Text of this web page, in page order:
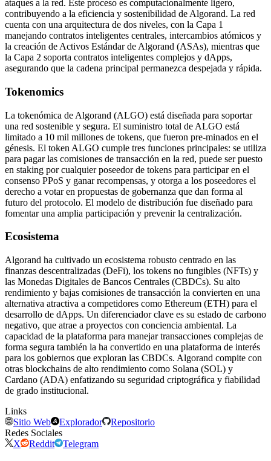
ataques a la red. Este proceso es computacionalmente ligero,
contribuyendo a la eficiencia y sostenibilidad de Algorand. La red
cuenta con una arquitectura de dos niveles, con la Capa 1
manejando contratos inteligentes centrales, intercambios atómicos y
la creación de Activos Estándar de Algorand (ASAs), mientras que
la Capa 2 soporta contratos inteligentes complejos y dApps,
asegurando que la cadena principal permanezca despejada y rápida.
Tokenomics
La tokenómica de Algorand (ALGO) está diseñada para soportar
una red sostenible y segura. El suministro total de ALGO está
limitado a 10 mil millones de tokens, que fueron pre-minados en el
génesis. El token ALGO cumple tres funciones principales: se utiliza
para pagar las comisiones de transacción en la red, puede ser puesto
en staking por cualquier poseedor de tokens para participar en el
consenso PPoS y ganar recompensas, y otorga a los poseedores el
derecho a votar en propuestas de gobernanza que dan forma al
futuro del protocolo. El modelo de distribución fue diseñado para
fomentar una amplia participación y prevenir la centralización.
Ecosistema
Algorand ha cultivado un ecosistema robusto centrado en las
finanzas descentralizadas (DeFi), los tokens no fungibles (NFTs) y
las Monedas Digitales de Bancos Centrales (CBDCs). Su alto
rendimiento y bajas comisiones de transacción la convierten en una
alternativa atractiva a competidores como Ethereum (ETH) para el
desarrollo de dApps. Un diferenciador clave es su estado de carbono
negativo, que atrae a proyectos con conciencia ambiental. La
capacidad de la plataforma para manejar transacciones complejas de
forma segura también la ha convertido en una plataforma de interés
para los gobiernos que exploran las CBDCs. Algorand compite con
otras blockchains de alto rendimiento como Solana (SOL) y
Cardano (ADA) enfatizando su seguridad criptográfica y fiabilidad
de grado institucional.
Links
Sitio Web
Explorador
Repositorio
Redes Sociales
X
Reddit Telegram